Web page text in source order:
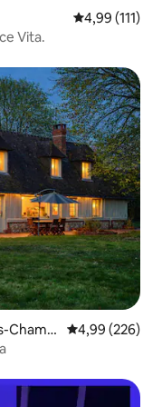
Keskmine
4,99 (111)
Vita.
Champ
Keskmine
4,99 (226)